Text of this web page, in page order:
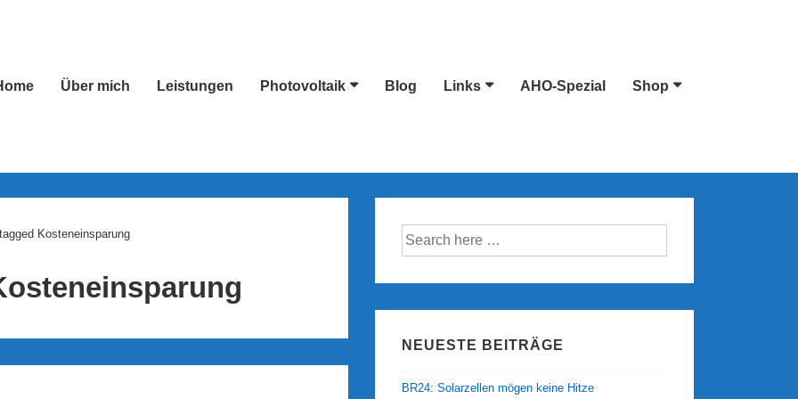
Über mich Leistungen Photovoltaik Blog Links AHO-Spezial Shop
Kosteneinsparung
Suche
nach:
NEUESTE BEITRÄGE
BR24: Solarzellen mögen keine Hitze